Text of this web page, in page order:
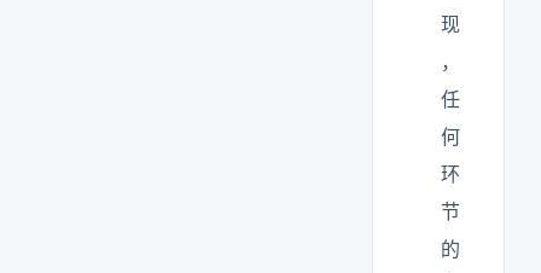
现
，
任
何
环
节
的